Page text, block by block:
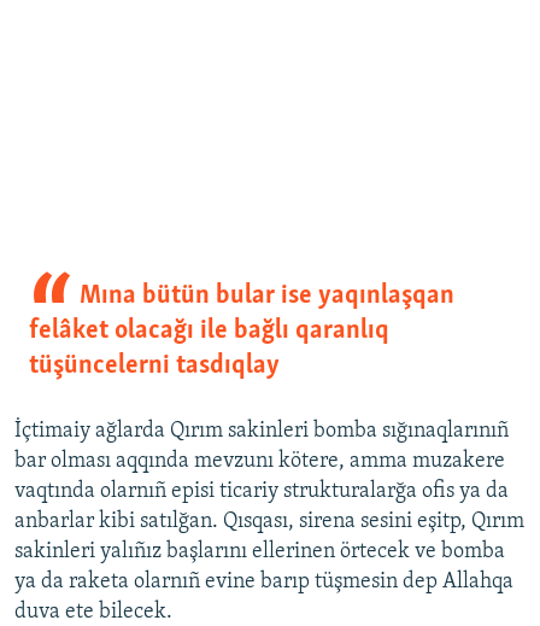
Mına bütün bular ise yaqınlaşqan
felâket olacağı ile bağlı qaranlıq
tüşüncelerni tasdıqlay
İçtimaiy ağlarda Qırım sakinleri bomba sığınaqlarınıñ
bar olması aqqında mevzunı kötere, amma muzakere
vaqtında olarnıñ episi ticariy strukturalarğa ofis ya da
anbarlar kibi satılğan. Qısqası, sirena sesini eşitp, Qırım
sakinleri yalıñız başlarını ellerinen örtecek ve bomba
ya da raketa olarnıñ evine barıp tüşmesin dep Allahqa
duva ete bilecek.